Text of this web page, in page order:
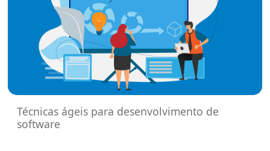
Técnicas ágeis para desenvolvimento de
software